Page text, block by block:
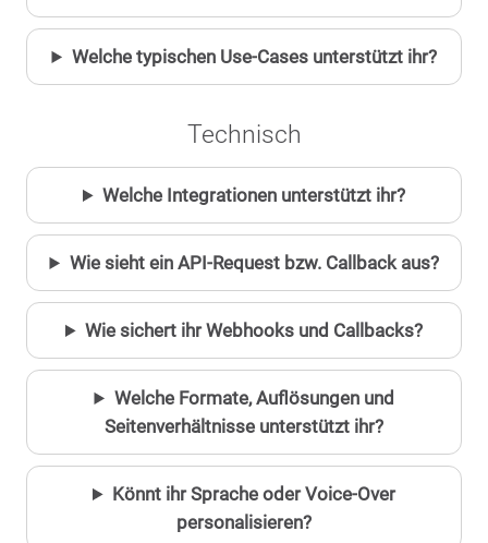
Welche typischen Use-Cases unterstützt ihr?
Technisch
Welche Integrationen unterstützt ihr?
Wie sieht ein API-Request bzw. Callback aus?
Wie sichert ihr Webhooks und Callbacks?
Welche Formate, Auflösungen und
Seitenverhältnisse unterstützt ihr?
Könnt ihr Sprache oder Voice-Over
personalisieren?